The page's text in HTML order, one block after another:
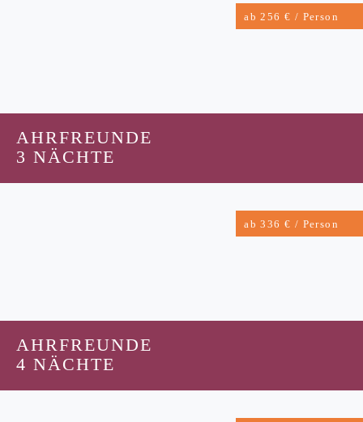
ab 256 € / Person
AHRFREUNDE
3 NÄCHTE
ab 336 € / Person
AHRFREUNDE
4 NÄCHTE